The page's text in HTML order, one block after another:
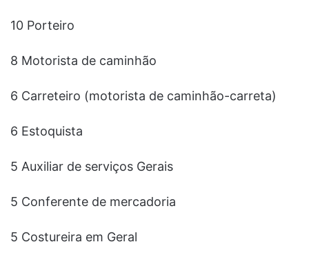
10 Porteiro
8 Motorista de caminhão
6 Carreteiro (motorista de caminhão-carreta)
6 Estoquista
5 Auxiliar de serviços Gerais
5 Conferente de mercadoria
5 Costureira em Geral